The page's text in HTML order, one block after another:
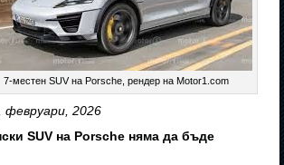
7-местен SUV на Porsche, рендер на Motor1.com
февруари, 2026
SUV на Porsche няма да бъде